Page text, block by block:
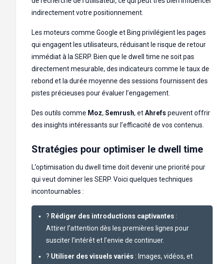
indirectement votre positionnement.
Les moteurs comme Google et Bing privilégient les pages
qui engagent les utilisateurs, réduisant le risque de retour
immédiat à la SERP. Bien que le dwell time ne soit pas
directement mesurable, des indicateurs comme le taux de
rebond et la durée moyenne des sessions fournissent des
pistes précieuses pour évaluer l’engagement.
Des outils comme Moz, Semrush, etAhrefs peuvent offrir
des insights intéressants sur l’efficacité de vos contenus.
Stratégies pour optimiser le dwell time
L’optimisation du dwell time doit devenir une priorité pour
qui veut dominer les SERP. Voici quelques techniques
incontournables :
? Rédiger des introductions captivantes :
Attirer l’attention dès les premières lignes pour
susciter l’intérêt et l’envie de continuer.
? Utiliser des visuels variés : Images, vidéos, et